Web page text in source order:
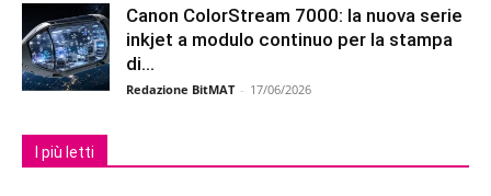
Canon ColorStream 7000: la nuova serie
inkjet a modulo continuo per la stampa
di...
Redazione BitMAT - 17/06/2026
I più letti